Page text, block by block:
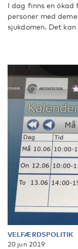
I dag finns en
personer med
sjukdomen. Det
VELFÆRDSPOLITIK
20 jun 2019